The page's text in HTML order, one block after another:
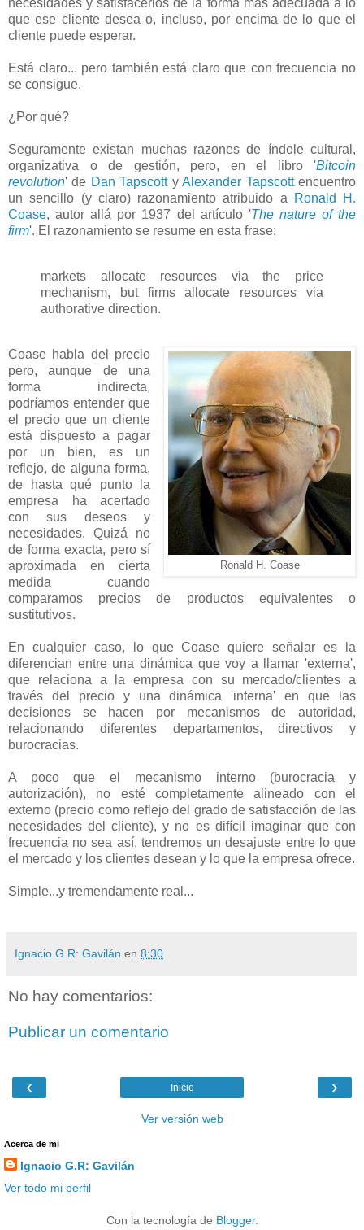
necesidades y satisfacerlos de la forma más adecuada a lo
que ese cliente desea o, incluso, por encima de lo que el
cliente puede esperar.
Está claro... pero también está claro que con frecuencia no
se consigue.
¿Por qué?
Seguramente existan muchas razones de índole cultural,
organizativa o de gestión, pero, en el libro 'Bitcoin
revolution' de Dan TapscottyAlexander Tapscottencuentro
un sencillo (y claro) razonamiento atribuido a
Ronald H.
Coase, autor allá por 1937 del artículo 'The nature of the
firm'. El razonamiento se resume en esta frase:
markets allocate resources via the price
mechanism, but firms allocate resources via
authorative direction.
Ronald H. Coase
Coase habla del precio
pero, aunque de una
forma indirecta,
podríamos entender que
el precio que un cliente
está dispuesto a pagar
por un bien, es un
reflejo, de alguna forma,
de hasta qué punto la
empresa ha acertado
con sus deseos y
necesidades. Quizá no
de forma exacta, pero sí
aproximada en cierta
medida cuando
comparamos precios de productos equivalentes o
sustitutivos.
En cualquier caso, lo que Coase quiere señalar es la
diferencian entre una dinámica que voy a llamar 'externa',
que relaciona a la empresa con su mercado/clientes a
través del precio y una dinámica 'interna' en que las
decisiones se hacen por mecanismos de autoridad,
relacionando diferentes departamentos, directivos y
burocracias.
A poco que el mecanismo interno (burocracia y
autorización), no esté completamente alineado con el
externo (precio como reflejo del grado de satisfacción de las
necesidades del cliente), y no es difícil imaginar que con
frecuencia no sea así, tendremos un desajuste entre lo que
el mercado y los clientes desean y lo que la empresa ofrece.
Simple...y tremendamente real...
Ignacio G.R: Gavilán en 8:30
No hay comentarios:
Publicar un comentario
‹ ›
Inicio
Ver versión web
Acerca de mi
Ignacio G.R: Gavilán
Ver todo mi perfil
Con la tecnología de Blogger.